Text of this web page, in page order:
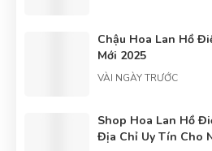
Chậu Hoa Lan Hồ
Mới 2025
VÀI NGÀY TRƯỚC
Shop Hoa Lan Hồ
Địa Chỉ Uy Tín Cho